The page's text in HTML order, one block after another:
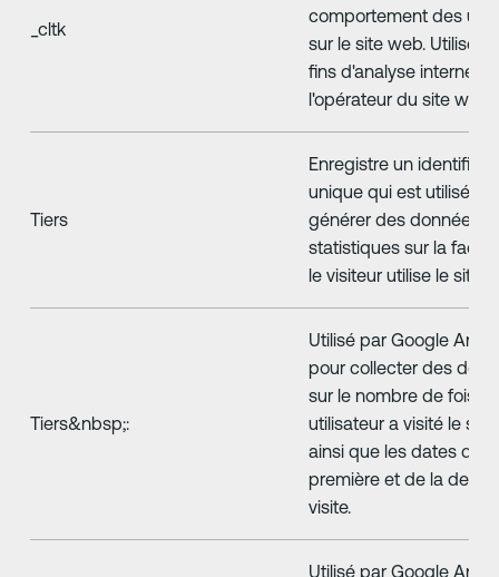
_cltk
comportement des
sur le site web. Utilisé à
fins d'analyse interne
l'opérateur du site web.
Tiers
Enregistre un identifiant
unique qui est utilisé
générer des données
statistiques sur la
le visiteur utilise le site
Tiers&nbsp;:
Utilisé par Google
pour collecter des
sur le nombre de fois
utilisateur a visité le
ainsi que les dates de la
première et de la
visite.
Utilisé par Google